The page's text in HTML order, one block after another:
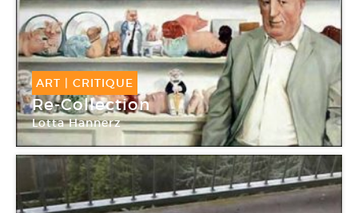
ART CRITIQUE
Re-Collection
Lotta Hannerz
Galerie Papillon